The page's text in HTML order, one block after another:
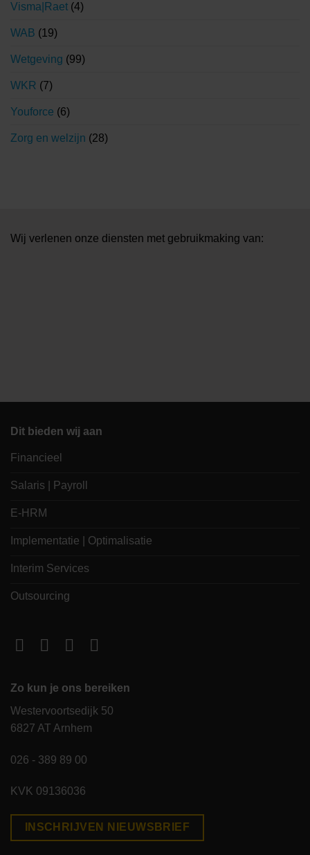
Visma|Raet (4)
WAB (19)
Wetgeving (99)
WKR (7)
Youforce (6)
Zorg en welzijn (28)
Wij verlenen onze diensten met gebruikmaking van:
Dit bieden wij aan
Financieel
Salaris | Payroll
E-HRM
Implementatie | Optimalisatie
Interim Services
Outsourcing
Zo kun je ons bereiken
Westervoortsedijk 50
6827 AT Arnhem
026 - 389 89 00
KVK 09136036
INSCHRIJVEN NIEUWSBRIEF